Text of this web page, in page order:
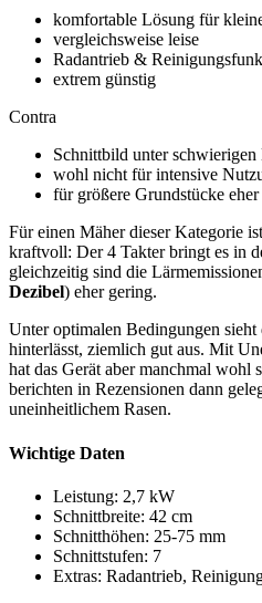
komfortable Lösung für
vergleichsweise leise
Radantrieb &
extrem günstig
Contra
Schnittbild unter
wohl nicht für intensive
für größere Grundstücke
Für einen Mäher dieser Kategorie
kraftvoll: Der 4 Takter bringt es in
gleichzeitig sind die
Dezibel) eher gering.
Unter optimalen Bedingungen sieht
hinterlässt, ziemlich gut aus. Mit
hat das Gerät aber manchmal wohl
berichten in Rezensionen dann
uneinheitlichem Rasen.
Wichtige Daten
Leistung: 2,7 kW
Schnittbreite: 42 cm
Schnitthöhen: 25-75 mm
Schnittstufen: 7
Extras: Radantrieb,